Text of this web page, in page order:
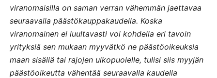
viranomaisilla on saman verran vähemmän jaettavaa
seuraavalla päästökauppakaudella. Koska
viranomainen ei luultavasti voi kohdella eri tavoin
yrityksiä sen mukaan myyvätkö ne päästöoikeuksia
maan sisällä tai rajojen ulkopuolelle, tulisi siis myyjän
päästöoikeutta vähentää seuraavalla kaudella